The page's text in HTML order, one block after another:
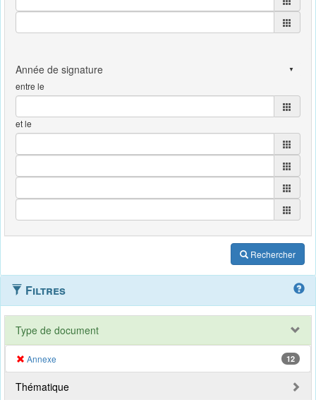
entre le
et le
Rechercher
Filtres
Type de document
Annexe 12
Thématique